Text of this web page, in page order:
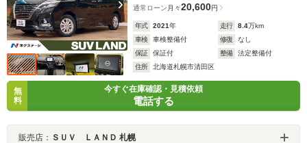
通常ローン 月々20,600円
年式 2021年 走行 8.4万km
車検
車検整備付 修復
なし
保証
保証付 整備
法定整備付
住所
北海道札幌市清田区
無
料
今すぐ在庫確認・見積依頼
電話する
販売店： ＳＵＶ ＬＡＮＤ 札幌